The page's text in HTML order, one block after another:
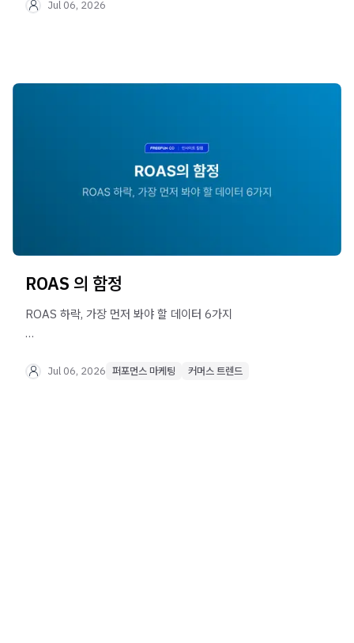
Jul 06, 2026
ROAS 의 함정
ROAS 하락, 가장 먼저 봐야 할 데이터 6가지
성장으로 이어지고 있는지 점검해야 합니다. 프리펀
Jul 06, 2026 퍼포먼스 마케팅 커머스 트렌드